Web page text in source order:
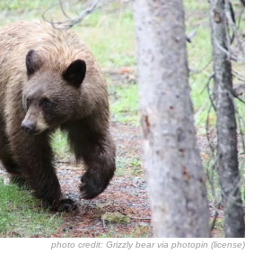
photo credit: Grizzly bearvia photopin (license)